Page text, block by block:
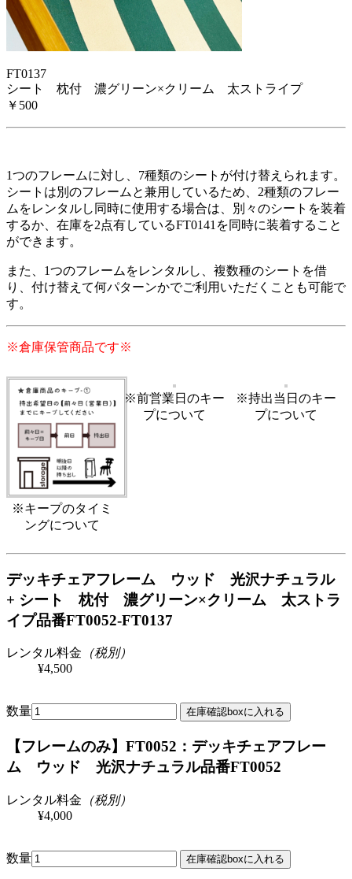
FT0137
シート 枕付 濃グリーン×クリーム 太ストライプ
￥500
1つのフレームに対し、7種類のシートが付け替えられます。
シートは別のフレームと兼用しているため、2種類のフレー
ムをレンタルし同時に使用する場合は、別々のシートを装着
するか、在庫を2点有しているFT0141を同時に装着すること
ができます。
また、1つのフレームをレンタルし、複数種のシートを借
り、付け替えて何パターンかでご利用いただくことも可能で
す。
※倉庫保管商品です※
※キープのタイミ
ングについて
※前営業日のキー
プについて
※持出当日のキー
プについて
デッキチェアフレーム ウッド 光沢ナチュラル
+ シート 枕付 濃グリーン×クリーム 太ストラ
イプ品番FT0052-FT0137
レンタル料金 （税別）
¥4,500
数量
【フレームのみ】FT0052：デッキチェアフレー
ム ウッド 光沢ナチュラル品番FT0052
レンタル料金 （税別）
¥4,000
数量